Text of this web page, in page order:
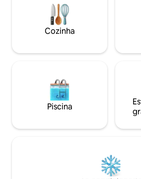
cama na sala de estar para acomodar
outro hóspede , segurança 24 horas.
Cozinha
Piscina